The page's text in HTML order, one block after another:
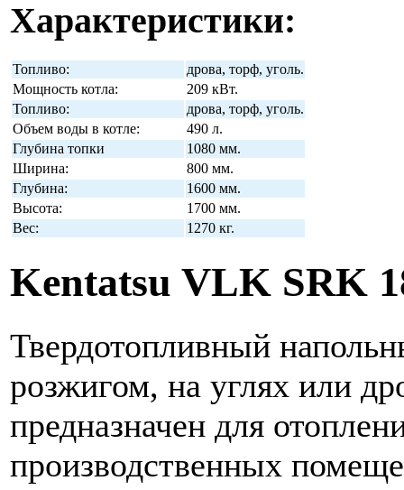
Характеристики:
Топливо:
дрова, торф, уголь.
Мощность котла:
209 кВт.
Топливо:
дрова, торф, уголь.
Объем воды в котле:
490 л.
Глубина топки
1080 мм.
Ширина:
800 мм.
Глубина:
1600 мм.
Высота:
1700 мм.
Вес:
1270 кг.
Kentatsu VLK SRK
Твердотопливный
розжигом, на углях или
предназначен для
производственных